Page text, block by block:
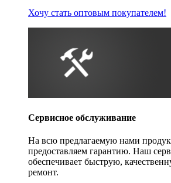
Хочу стать оптовым покупателем!
Сервисное обслуживание
На всю предлагаемую нами
предоставляем гарантию. Наш
обеспечивает быструю,
ремонт.